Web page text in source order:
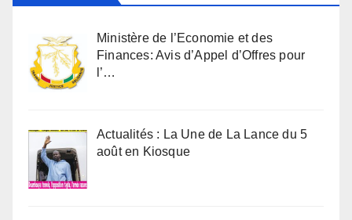
Ministère de l’Economie et des
Finances: Avis d’Appel d’Offres pour
l’…
Actualités : La Une de La Lance du 5
août en Kiosque